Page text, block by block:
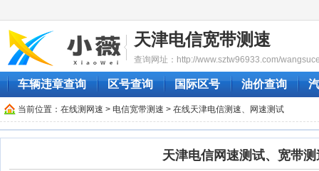
天津电信宽带测速
查询网址：http://www.sztw96933.com/
车辆违章查询 区号查询 国际区号 油价查询
当前位置： 在线测网速 > 电信宽带测速 > 在线天津电信测速、网速测试
天津电信网速测试、宽带测